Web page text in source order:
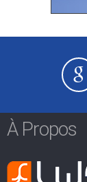
À Propos